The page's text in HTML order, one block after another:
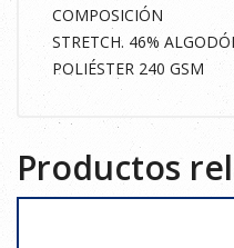
COMPOSICIÓN
STRETCH. 46%
POLIÉSTER 240 GSM
Productos